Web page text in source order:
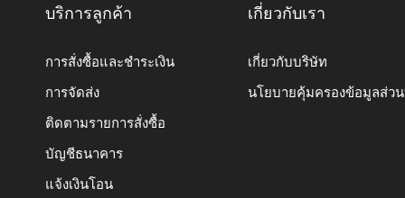
บริการลูกค้า
การสั่งซื้อและชำระเงิน
การจัดส่ง
ติดตามรายการสั่งซื้อ
บัญชีธนาคาร
แจ้งเงินโอน
เกี่ยวกับเรา
เกี่ยวกับบริษัท
นโยบายคุ้มครองข้อมูลส่ว